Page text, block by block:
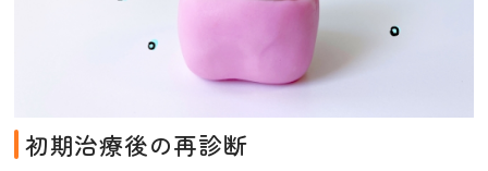
初期治療後の再診断